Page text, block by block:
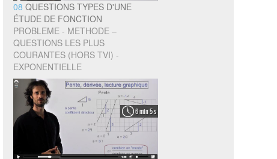
08QUESTIONS TYPES D'UNE
ÉTUDE DE FONCTION
PROBLEME - METHODE –
QUESTIONS LES PLUS
COURANTES (HORS TVI) -
EXPONENTIELLE
6 min 5 s